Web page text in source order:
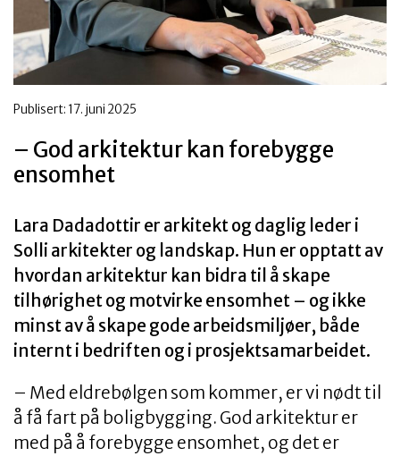
Publisert: 17. juni 2025
– God arkitektur kan forebygge
ensomhet
Lara Dadadottir er arkitekt og daglig leder i
Solli arkitekter og landskap. Hun er opptatt av
hvordan arkitektur kan bidra til å skape
tilhørighet og motvirke ensomhet – og ikke
minst av å skape gode arbeidsmiljøer, både
internt i bedriften og i prosjektsamarbeidet.
– Med eldrebølgen som kommer, er vi nødt til
å få fart på boligbygging. God arkitektur er
med på å forebygge ensomhet, og det er